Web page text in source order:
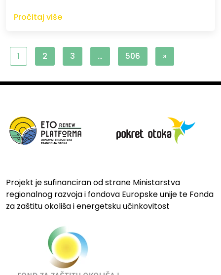
Pročitaj više
1 2 3 … 506 »
Projekt je sufinanciran od strane Ministarstva
regionalnog razvoja i fondova Europske unije te Fonda
za zaštitu okoliša i energetsku učinkovitost